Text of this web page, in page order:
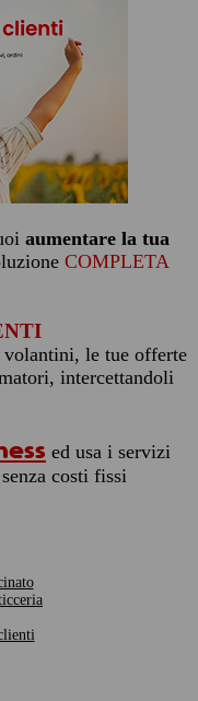
aumentare la tua
COMPLETA
le tue offerte
intercettandoli
ed usa i servizi
costi fissi